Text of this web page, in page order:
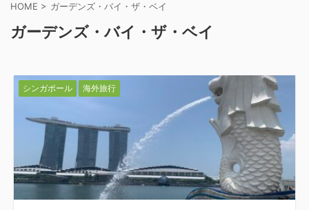
HOME > ガーデンズ・バイ・ザ・ベイ
ガーデンズ・バイ・ザ・ベイ
シンガポール 海外旅行